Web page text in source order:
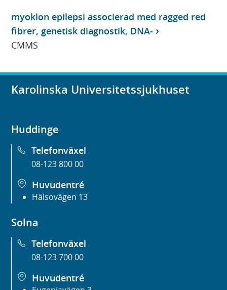
myoklon epilepsi associerad med ragged red
fibrer, genetisk diagnostik, DNA-
CMMS
Karolinska Universitetssjukhuset
Huddinge
Telefonväxel
08-123 800 00
Huvudentré
Hälsovägen 13
Solna
Telefonväxel
08-123 700 00
Huvudentré